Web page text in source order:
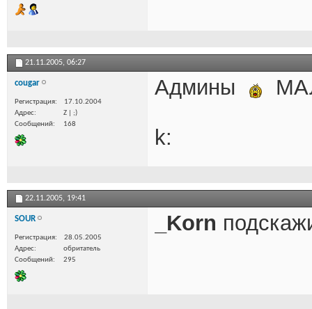
21.11.2005, 06:27
cougar
Регистрация
17.10.2004
Адрес
Z | ;)
Сообщений
168
Админы
k:
22.11.2005, 19:41
SOUR
Регистрация
28.05.2005
Адрес
обритатель
Сообщений
295
_Korn